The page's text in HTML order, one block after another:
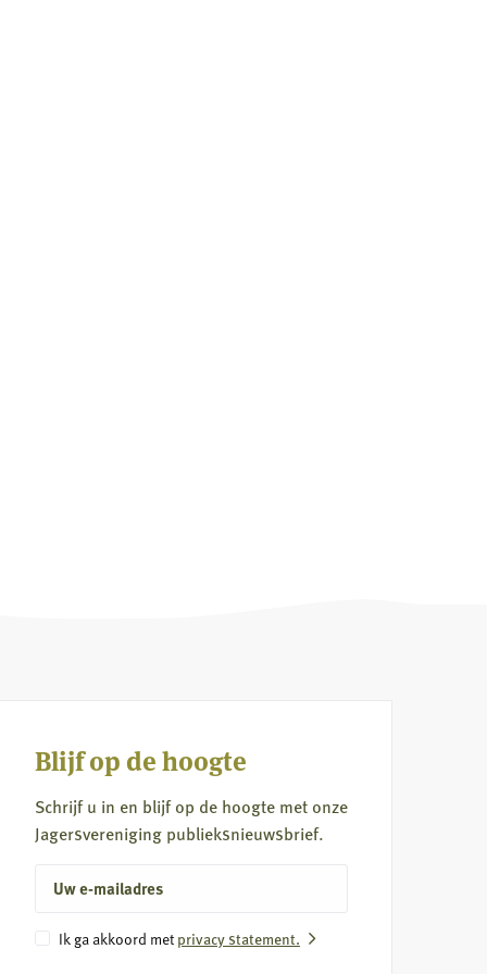
Blijf op de hoogte
Schrijf u in en blijf op de hoogte met onze
Jagersvereniging publieksnieuwsbrief.
mailadres
Instemming
Ik ga akkoord met privacy statement.